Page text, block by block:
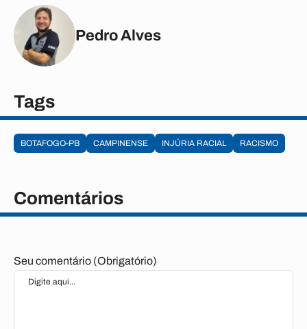
Pedro Alves
Tags
BOTAFOGO-PB CAMPINENSE INJÚRIA RACIAL RACISMO
Comentários
Seu comentário (Obrigatório)